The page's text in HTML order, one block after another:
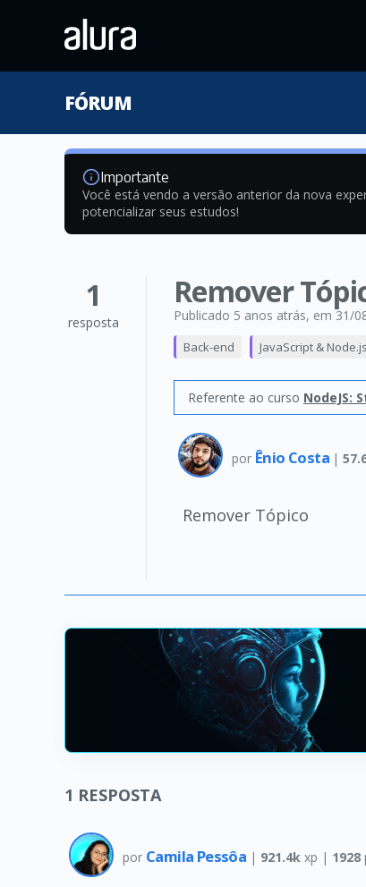
FÓRUM
Importante
Você está vendo a versão anterior da nova
potencializar seus estudos!
1
resposta
Remover
Publicado 5 anos atrás, em 31/
Back-end JavaScript & Node.js
Referente ao curso NodeJS:
por Ênio Costa |
Remover Tópico
1 RESPOSTA
por Camila Pessôa | 921.4k xp | 1928